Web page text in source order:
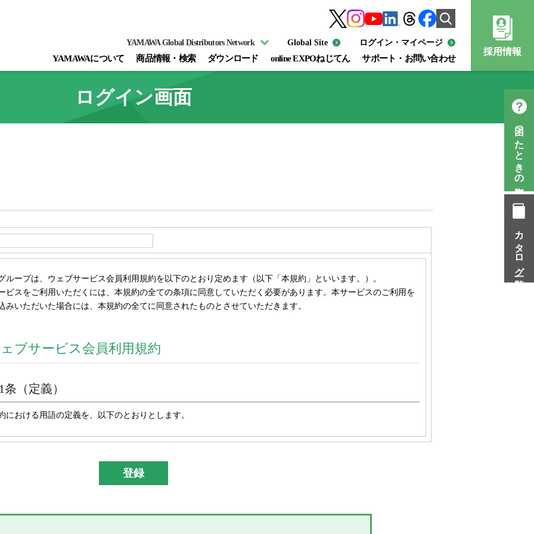
YAMAWAについて 商品情報・検索 ダウンロード online EXPOねじてん サポート・お問い合わせ
YAMAWA Global Distributors Network Global Site ログイン・マイページ
採用情報
ログイン画面
ループは、ウェブサービス会員利用規約を以下のとおり定めます（以下「本規約」といいます。）。
ビスをご利用いただくには、本規約の全ての条項に同意していただく必要があります。本サービスのご利用を
みいただいた場合には、本規約の全てに同意されたものとさせていただきます。
ブサービス会員利用規約
条（定義）
における用語の定義を、以下のとおりとします。
「当社グループ」とは、株式会社彌満和製作所及び彌満和グループ各社（株式会社やまわエンジニ
份有限公司及びYAMAWA EUROPE S.p.A.）の総体又はその各々を意味します。
困ったときの知恵袋
カタログ一覧